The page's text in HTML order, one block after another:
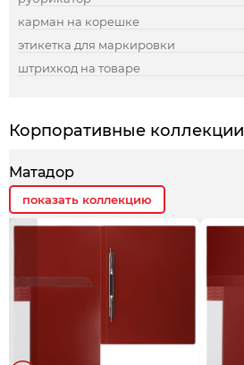
карман на корешке
этикетка для маркировки
штрихкод на товаре
Корпоративные коллекции
Матадор
показать коллекцию